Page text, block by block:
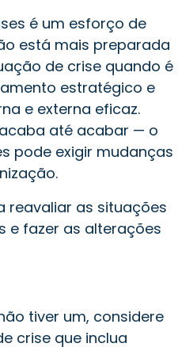
é um esforço de
está mais preparada
de crise quando é
estratégico e
e externa eficaz.
até acabar — o
pode exigir mudanças
reavaliar as situações
e fazer as alterações
tiver um, considere
crise que inclua